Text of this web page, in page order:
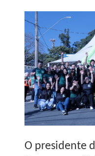
O presidente